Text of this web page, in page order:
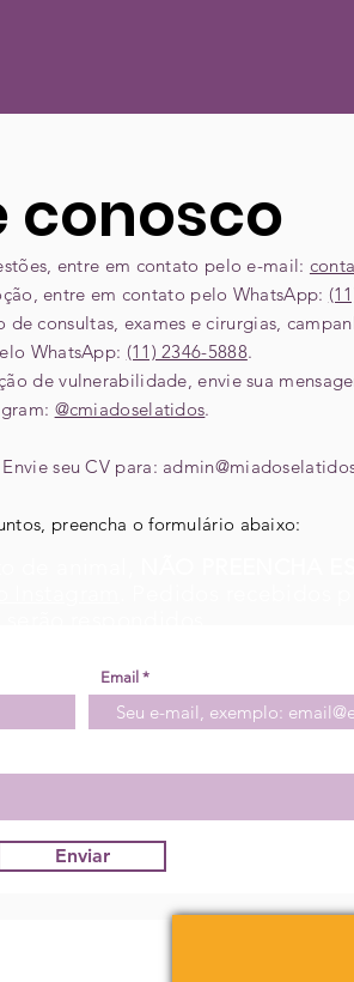
conosco
entre em contato pelo e-mail:
entre em contato pelo WhatsApp:
consultas, exames e cirurgias,
WhatsApp: (11) 2346-5888.
de vulnerabilidade, envie sua
@cmiadoselatidos.
seu CV para:
preencha o formulário abaixo:
Email
Enviar